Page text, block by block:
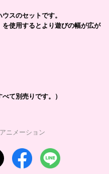
スのセットです。
使用するとより遊びの幅が広が
て別売りです。）
ニメーション